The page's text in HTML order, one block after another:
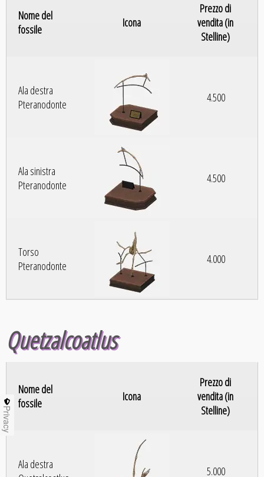
Nome del
fossile
Icona
Prezzo di
vendita (in
Stelline)
Ala destra
Pteranodonte
4.500
Ala sinistra
Pteranodonte
4.500
Torso
Pteranodonte
4.000
Quetzalcoatlus
Nome del
fossile
Icona
Prezzo di
vendita (in
Stelline)
Ala destra
5.000
Privacy